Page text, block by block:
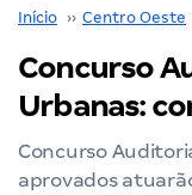
Início ›› Centro Oeste
Concurso
Urbanas:
Concurso
aprovados